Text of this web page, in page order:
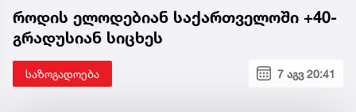
როდის ელოდებიან საქართველოში +40-
გრადუსიან სიცხეს
საზოგადოება 7 აგვ 20:41